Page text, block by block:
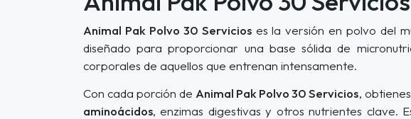
Animal Pak Polvo 30 Servicioses la versión en polvo del
diseñado para proporcionar una base sólida de
corporales de aquellos que entrenan intensamente.
Con cada porción de Animal Pak Polvo 30 Servicios,
aminoácidos, enzimas digestivas y otros nutrientes clave.